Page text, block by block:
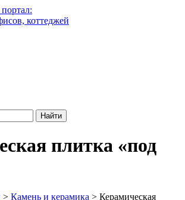
коттеджей
плитка «под
> Камень и керамика > Керамическая